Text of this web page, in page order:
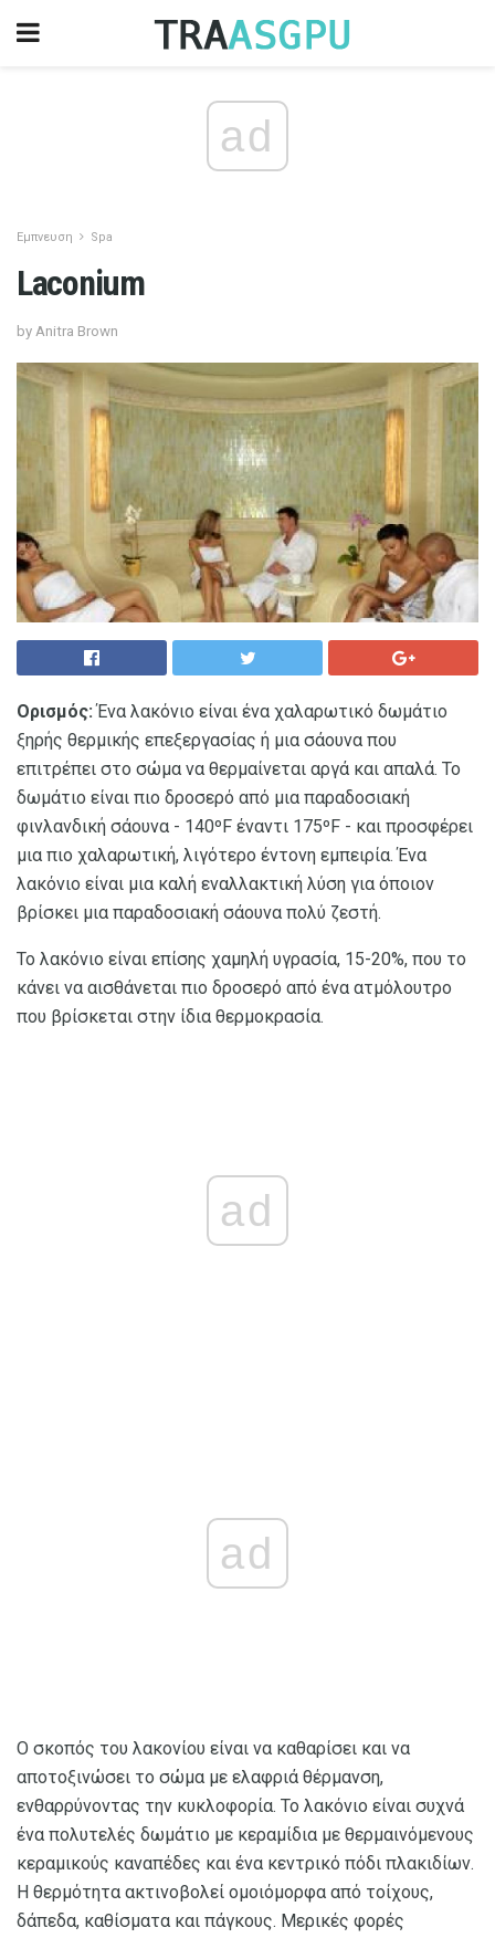
ad
Εμπνευση Spa
Laconium
by Anitra Brown
Ορισμός:Ένα λακόνιο είναι ένα χαλαρωτικό δωμάτιο
ξηρής θερμικής επεξεργασίας ή μια σάουνα που
επιτρέπει στο σώμα να θερμαίνεται αργά και απαλά. Το
δωμάτιο είναι πιο δροσερό από μια παραδοσιακή
φινλανδική σάουνα - 140ºF έναντι 175ºF - και προσφέρει
μια πιο χαλαρωτική, λιγότερο έντονη εμπειρία. Ένα
λακόνιο είναι μια καλή εναλλακτική λύση για όποιον
βρίσκει μια παραδοσιακή σάουνα πολύ ζεστή.
Το λακόνιο είναι επίσης χαμηλή υγρασία, 15-20%, που το
κάνει να αισθάνεται πιο δροσερό από ένα ατμόλουτρο
που βρίσκεται στην ίδια θερμοκρασία.
ad
ad
Ο σκοπός του λακονίου είναι να καθαρίσει και να
αποτοξινώσει το σώμα με ελαφριά θέρμανση,
ενθαρρύνοντας την κυκλοφορία. Το λακόνιο είναι συχνά
ένα πολυτελές δωμάτιο με κεραμίδια με θερμαινόμενους
κεραμικούς καναπέδες και ένα κεντρικό πόδι πλακιδίων.
Η θερμότητα ακτινοβολεί ομοιόμορφα από τοίχους,
δάπεδα, καθίσματα και πάγκους. Μερικές φορές